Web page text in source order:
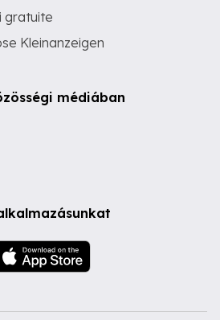
gratuite
Kleinanzeigen
médiában